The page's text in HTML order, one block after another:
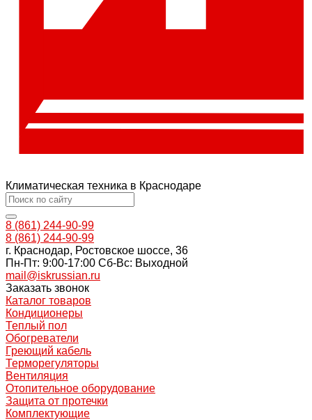
Климатическая техника в Краснодаре
8 (861) 244-90-99
8 (861) 244-90-99
г. Краснодар, Ростовское шоссе, 36
Пн-Пт: 9:00-17:00 Cб-Вс: Выходной
mail@iskrussian.ru
Заказать звонок
Каталог товаров
Кондиционеры
Теплый пол
Обогреватели
Греющий кабель
Терморегуляторы
Вентиляция
Отопительное оборудование
Защита от протечки
Комплектующие